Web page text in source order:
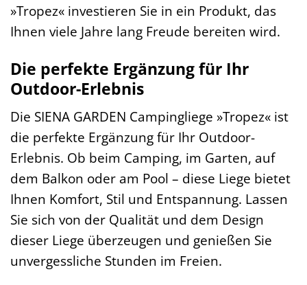
»Tropez« investieren Sie in ein Produkt, das
Ihnen viele Jahre lang Freude bereiten wird.
Die perfekte Ergänzung für Ihr
Outdoor-Erlebnis
Die SIENA GARDEN Campingliege »Tropez« ist
die perfekte Ergänzung für Ihr Outdoor-
Erlebnis. Ob beim Camping, im Garten, auf
dem Balkon oder am Pool – diese Liege bietet
Ihnen Komfort, Stil und Entspannung. Lassen
Sie sich von der Qualität und dem Design
dieser Liege überzeugen und genießen Sie
unvergessliche Stunden im Freien.